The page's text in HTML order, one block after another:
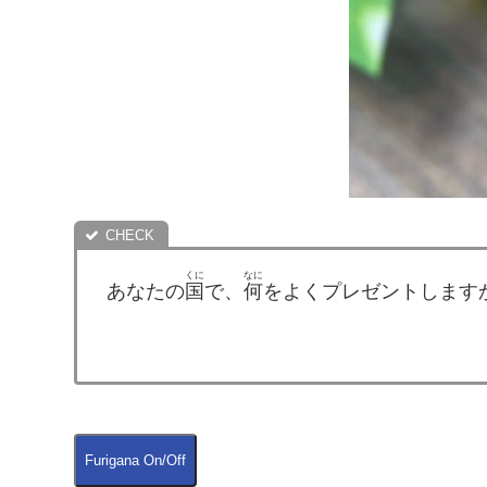
あなたの国
くに
で、 何
なに
をよくプレゼントします
Furigana On/Off